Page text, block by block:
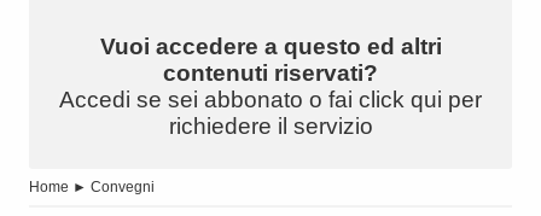
Vuoi accedere a questo ed altri
contenuti riservati?
Accedi se sei abbonato o fai click qui per
richiedere il servizio
Home ► Convegni